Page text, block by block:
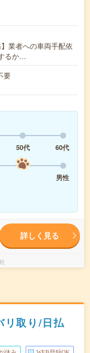
業者への車両手配依
るか…
要
50代
60代
男性
詳しく見る
リ取り/日払
休み WEB登録OK